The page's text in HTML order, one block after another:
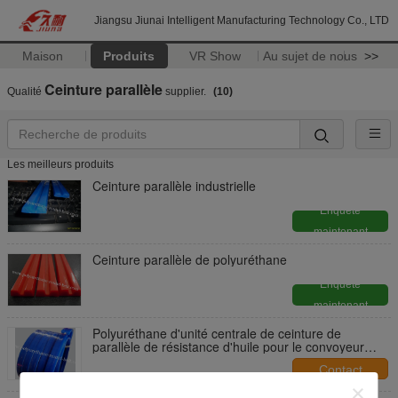
Jiangsu Jiunai Intelligent Manufacturing Technology Co., LTD
Maison Produits VR Show Au sujet de nous >>
Qualité Ceinture parallèle supplier. (10)
Les meilleurs produits
Ceinture parallèle industrielle
Enquête
maintenant
Ceinture parallèle de polyuréthane
Enquête
maintenant
Polyuréthane d'unité centrale de ceinture de
parallèle de résistance d'huile pour le convoyeur
Contact